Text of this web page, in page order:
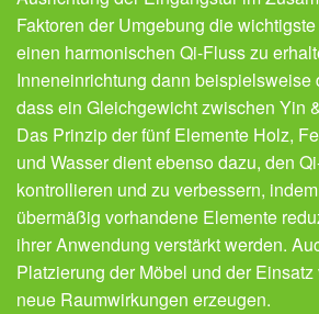
Faktoren der Umgebung die
einen harmonischen Qi-Fluss zu
Inneneinrichtung dann beispielsweise
dass ein Gleichgewicht zwischen Yin
Das Prinzip der fünf Elemente Holz,
und Wasser dient ebenso dazu, den
kontrollieren und zu verbessern,
übermäßig vorhandene Elemente
ihrer Anwendung verstärkt werden.
Platzierung der Möbel und der
neue Raumwirkungen erzeugen.